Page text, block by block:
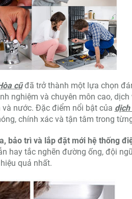
cũđã trở thành một lựa chọn
nghiệm và chuyên môn cao, dịch
nước. Đặc điểm nổi bật của
chính xác và tận tâm trong
bảo trì và lắp đặt mới hệ thống
hay tắc nghẽn đường ống, đội
quả nhất.